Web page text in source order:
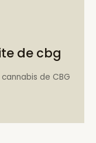
de cbg
de CBG